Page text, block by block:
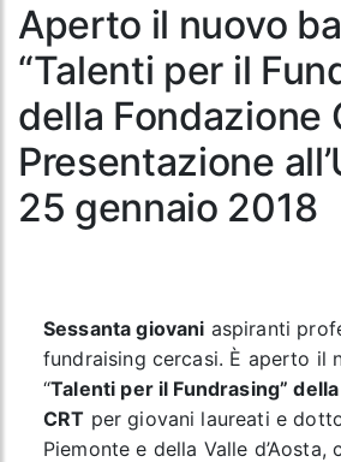
Aperto il nuovo
“Talenti per il
della Fondazione
Presentazione
25 gennaio 2018
Sessanta giovani aspiranti
fundraising cercasi. È aperto il
“Talenti per il Fundrasing”
CRT per giovani laureati e
Piemonte e della Valle d’Aosta,